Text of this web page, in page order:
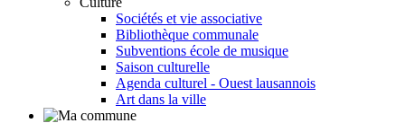
Sociétés et vie associative
Bibliothèque communale
Subventions école de musique
Saison culturelle
Agenda culturel - Ouest lausannois
Art dans la ville